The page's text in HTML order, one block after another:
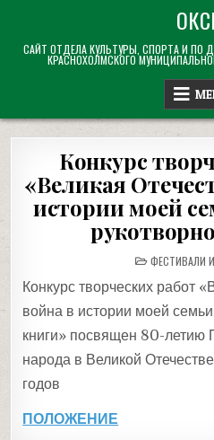
content
САЙТ ОТДЕЛА КУЛЬТУРЫ, СПОРТА И
КРАСНОХОЛМСКОГО
Конкурс
«Великая
истории моей
POSTED
IN
ФЕСТИВАЛИ
Конкурс творческих работ
война в истории моей
книги» посвящен 80-летию
народа в Великой
годов
ПОЛОЖЕНИЕ